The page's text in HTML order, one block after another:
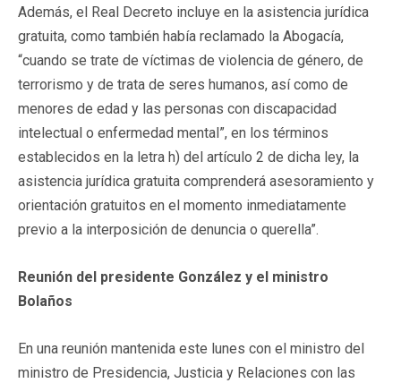
Además, el Real Decreto incluye en la asistencia jurídica
gratuita, como también había reclamado la Abogacía,
“cuando se trate de víctimas de violencia de género, de
terrorismo y de trata de seres humanos, así como de
menores de edad y las personas con discapacidad
intelectual o enfermedad mental”, en los términos
establecidos en la letra h) del artículo 2 de dicha ley, la
asistencia jurídica gratuita comprenderá asesoramiento y
orientación gratuitos en el momento inmediatamente
previo a la interposición de denuncia o querella”.
Reunión del presidente González y el ministro
Bolaños
En una reunión mantenida este lunes con el ministro del
ministro de Presidencia, Justicia y Relaciones con las